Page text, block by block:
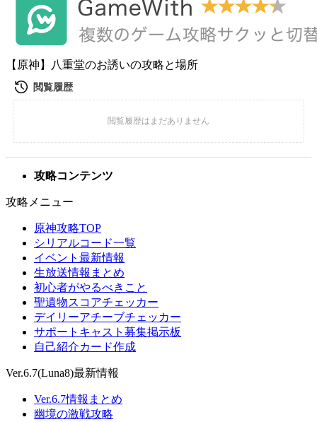
【原神】八重堂のお誘いの攻略と場所
攻略コンテンツ
攻略メニュー
原神攻略TOP
シリアルコード一覧
イベント最新情報
生放送情報まとめ
初心者がやるべきこと
聖遺物スコアチェッカー
デイリーアチーブチェッカー
サポートキャスト募集掲示板
自己紹介カード作成
Ver.6.7(Luna8)最新情報
Ver.6.7情報まとめ
幽境の激戦攻略